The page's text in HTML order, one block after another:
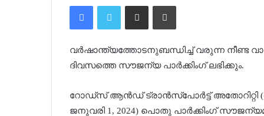
FacebookTwitter Share via Email Print
വർഷാന്ത്യത്തോടനുബന്ധിച്ച് വരുന്ന നീണ്ട
ദിവസത്തെ സൗജന്യ പാർക്കിംഗ് ലഭിക്കും.
റോഡ്‌സ് ആൻഡ് ട്രാൻസ്‌പോർട്ട് അതോറിറ്റി
ജനുവരി 1, 2024) പൊതു പാർക്കിംഗ്